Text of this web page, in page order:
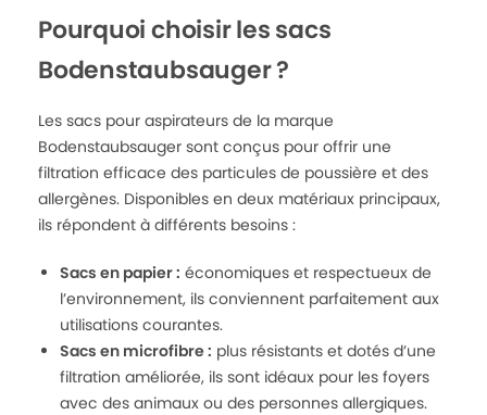
Pourquoi choisir les sacs
Bodenstaubsauger ?
Les sacs pour aspirateurs de la marque
Bodenstaubsauger sont conçus pour offrir une
filtration efficace des particules de poussière et des
allergènes. Disponibles en deux matériaux principaux,
ils répondent à différents besoins :
Sacs en papier : économiques et respectueux de
l’environnement, ils conviennent parfaitement aux
utilisations courantes.
Sacs en microfibre : plus résistants et dotés d’une
filtration améliorée, ils sont idéaux pour les foyers
avec des animaux ou des personnes allergiques.